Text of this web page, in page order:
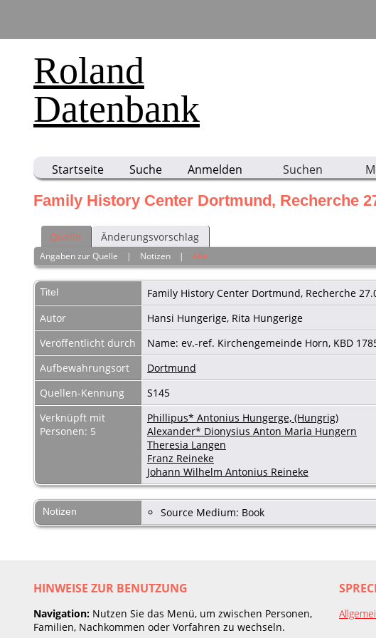
Roland
Datenbank
Startseite Suche Anmelden Suchen
Family History Center Dortmund, Recherche
Quelle Änderungsvorschlag
Angaben zur Quelle | Notizen |Alle
Titel
Family History Center Dortmund, Recherche
Autor
Hansi Hungerige, Rita Hungerige
Veröffentlicht durch
Name: ev.-ref. Kirchengemeinde Horn, KBD
Aufbewahrungsort
Dortmund
Quellen-Kennung
S145
Verknüpft mit
Personen: 5
Phillipus* Antonius Hungerge, (Hungrig)
Alexander* Dionysius Anton Maria Hungern
Theresia Langen
Franz Reineke
Johann Wilhelm Antonius Reineke
Notizen Source Medium: Book
HINWEISE ZUR BENUTZUNG
Navigation: Nutzen Sie das Menü, um zwischen Personen,
Familien, Nachkommen oder Vorfahren zu wechseln.